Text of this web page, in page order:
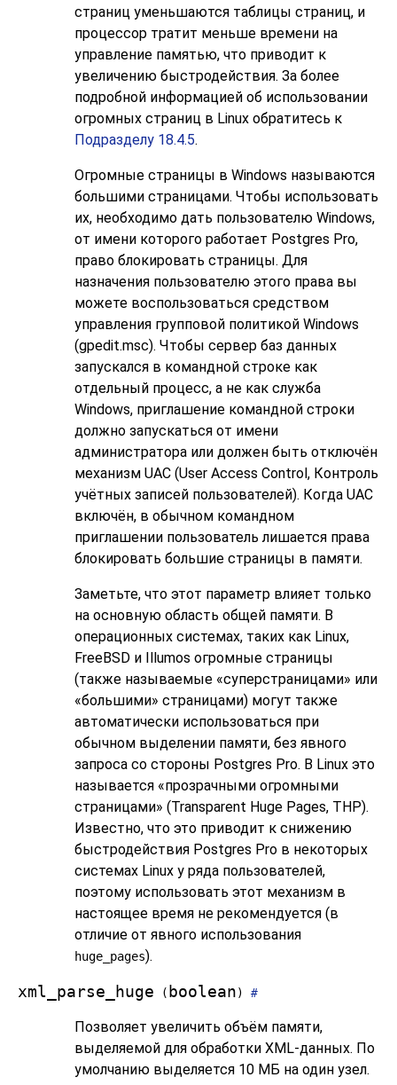
страниц уменьшаются таблицы страниц, и
процессор тратит меньше времени на
управление памятью, что приводит к
увеличению быстродействия. За более
подробной информацией об использовании
огромных страниц в Linux обратитесь к
Подразделу 18.4.5.
Огромные страницы в Windows называются
большими страницами. Чтобы использовать
их, необходимо дать пользователю Windows,
от имени которого работает Postgres Pro,
право блокировать страницы. Для
назначения пользователю этого права вы
можете воспользоваться средством
управления групповой политикой Windows
(gpedit.msc). Чтобы сервер баз данных
запускался в командной строке как
отдельный процесс, а не как служба
Windows, приглашение командной строки
должно запускаться от имени
администратора или должен быть отключён
механизм UAC (User Access Control, Контроль
учётных записей пользователей). Когда UAC
включён, в обычном командном
приглашении пользователь лишается права
блокировать большие страницы в памяти.
Заметьте, что этот параметр влияет только
на основную область общей памяти. В
операционных системах, таких как Linux,
FreeBSD и Illumos огромные страницы
(также называемые «суперстраницами» или
«большими» страницами) могут также
автоматически использоваться при
обычном выделении памяти, без явного
запроса со стороны Postgres Pro. В Linux это
называется «прозрачными огромными
страницами» (Transparent Huge Pages, THP).
Известно, что это приводит к снижению
быстродействия Postgres Pro в некоторых
системах Linux у ряда пользователей,
поэтому использовать этот механизм в
настоящее время не рекомендуется (в
отличие от явного использования
huge_pages).
xml_parse_huge ( boolean ) #
Позволяет увеличить объём памяти,
выделяемой для обработки XML-данных. По
умолчанию выделяется 10 МБ на один узел.